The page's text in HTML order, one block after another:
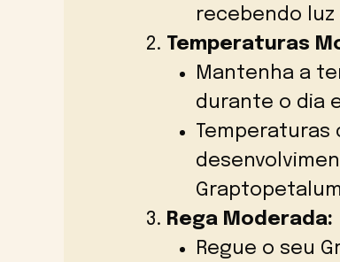
recebendo
Temperaturas
Mantenha a
durante o dia
Rega Moderada:
Regue o seu